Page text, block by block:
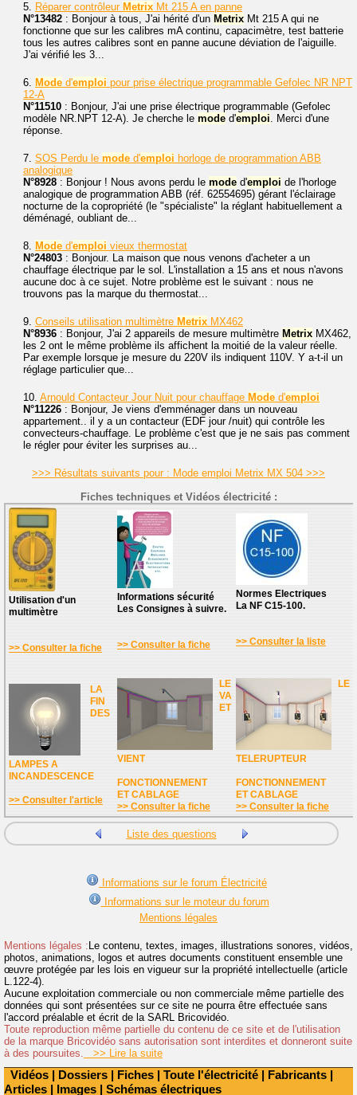
Vidéos | Dossiers | Fiches | Toute l'électricité | Fabricants |
Articles | Images | Schémas électriques
5. Réparer contrôleur Metrix Mt 215 A en panne
N°13482 : Bonjour à tous, J'ai hérité d'un Metrix Mt 215 A qui ne
fonctionne que sur les calibres mA continu, capacimètre, test batterie
tous les autres calibres sont en panne aucune déviation de l'aiguille.
J'ai vérifié les 3...
6. Mode d'emploi pour prise électrique programmable Gefolec NR NPT
12-A
N°11510 : Bonjour, J'ai une prise électrique programmable (Gefolec
modèle NR.NPT 12-A). Je cherche le mode d'emploi. Merci d'une
réponse.
7. SOS Perdu le mode d'emploi horloge de programmation ABB
analogique
N°8928 : Bonjour ! Nous avons perdu le mode d'emploi de l'horloge
analogique de programmation ABB (réf. 62554695) gérant l'éclairage
nocturne de la copropriété (le "spécialiste" la réglant habituellement a
déménagé, oubliant de...
8. Mode d'emploi vieux thermostat
N°24803 : Bonjour. La maison que nous venons d'acheter a un
chauffage électrique par le sol. L'installation a 15 ans et nous n'avons
aucune doc à ce sujet. Notre problème est le suivant : nous ne
trouvons pas la marque du thermostat...
9. Conseils utilisation multimètre Metrix MX462
N°8936 : Bonjour, J'ai 2 appareils de mesure multimètre Metrix MX462,
les 2 ont le même problème ils affichent la moitié de la valeur réelle.
Par exemple lorsque je mesure du 220V ils indiquent 110V. Y a-t-il un
réglage particulier que...
10. Arnould Contacteur Jour Nuit pour chauffage Mode d'emploi
N°11226 : Bonjour, Je viens d'emménager dans un nouveau
appartement.. il y a un contacteur (EDF jour /nuit) qui contrôle les
convecteurs-chauffage. Le problème c'est que je ne sais pas comment
le régler pour éviter les surprises au...
>>> Résultats suivants pour : Mode emploi Metrix MX 504 >>>
Fiches techniques et Vidéos électricité :
Utilisation d'un
multimètre
>> Consulter la fiche
Informations sécurité
Les Consignes à suivre.
>> Consulter la fiche
Normes Electriques
La NF C15-100.
>> Consulter la liste
LA
FIN
DES
LAMPES A
INCANDESCENCE
>> Consulter l'article
LE
VA
ET
VIENT
FONCTIONNEMENT
ET CABLAGE
>> Consulter la fiche
LE
TELERUPTEUR
FONCTIONNEMENT
ET CABLAGE
>> Consulter la fiche
Liste des questions
Informations sur le forum Électricité
Informations sur le moteur du forum
Mentions légales
Mentions légales : Le contenu, textes, images, illustrations sonores, vidéos,
photos, animations, logos et autres documents constituent ensemble une
œuvre protégée par les lois en vigueur sur la propriété intellectuelle (article
L.122-4).
Aucune exploitation commerciale ou non commerciale même partielle des
données qui sont présentées sur ce site ne pourra être effectuée sans
l'accord préalable et écrit de la SARL Bricovidéo.
Toute reproduction même partielle du contenu de ce site et de l'utilisation
de la marque Bricovidéo sans autorisation sont interdites et donneront suite
à des poursuites. >> Lire la suite